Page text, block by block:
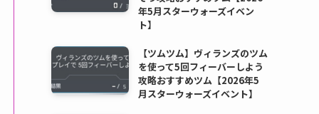
年5月スターウォーズイベン
ト】
【ツムツム】ヴィランズのツム
を使って5回フィーバーしよう
攻略おすすめツム【2026年5
月スターウォーズイベント】